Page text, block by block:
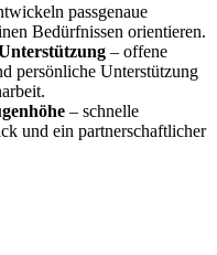
passgenaue
Bedürfnissen orientieren.
– offene
persönliche Unterstützung
– schnelle
und ein partnerschaftlicher